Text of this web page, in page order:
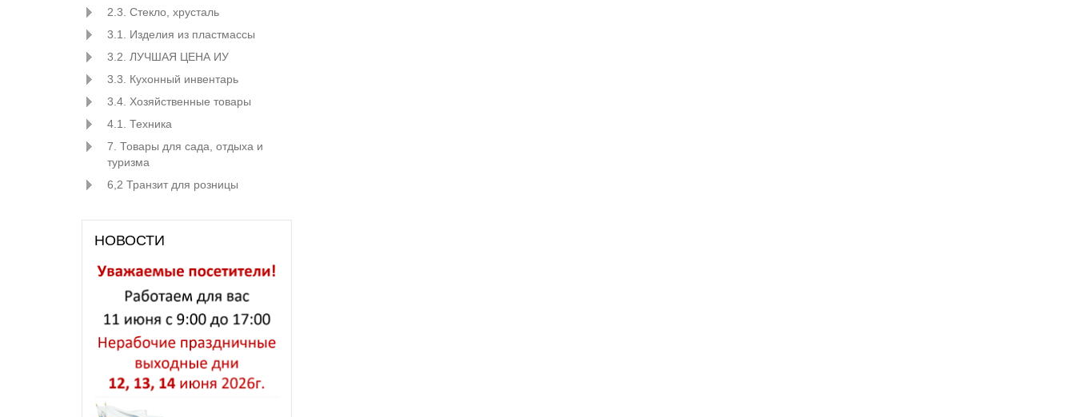
2.3. Стекло, хрусталь
3.1. Изделия из пластмассы
3.2. ЛУЧШАЯ ЦЕНА ИУ
3.3. Кухонный инвентарь
3.4. Хозяйственные товары
4.1. Техника
7. Товары для сада, отдыха и
туризма
6,2 Транзит для розницы
НОВОСТИ